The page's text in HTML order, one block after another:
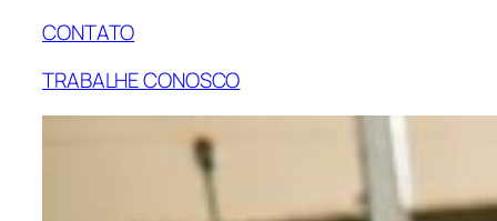
CONTATO
TRABALHE CONOSCO